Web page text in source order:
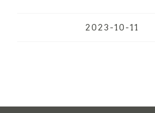
2023-10-11